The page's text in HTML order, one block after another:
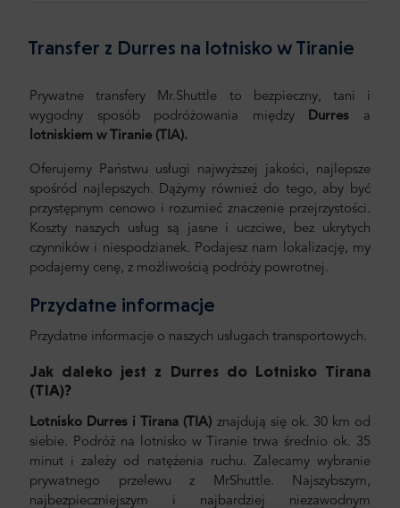
Transfer z Durres na lotnisko w Tiranie
Prywatne transfery Mr.Shuttle to bezpieczny, tani i
wygodny sposób podróżowania między
Durres
a
lotniskiem w Tiranie (TIA).
Oferujemy Państwu usługi najwyższej jakości, najlepsze
spośród najlepszych. Dążymy również do tego, aby być
przystępnym cenowo i rozumieć znaczenie przejrzystości.
Koszty naszych usług są jasne i uczciwe, bez ukrytych
czynników i niespodzianek. Podajesz nam lokalizację, my
podajemy cenę, z możliwością podróży powrotnej.
Przydatne informacje
Przydatne informacje o naszych usługach transportowych.
Jak daleko jest z Durres do Lotnisko Tirana
(TIA)?
Lotnisko Durres i Tirana (TIA) znajdują się ok. 30 km od
siebie. Podróż na lotnisko w Tiranie trwa średnio ok. 35
minut i zależy od natężenia ruchu. Zalecamy wybranie
prywatnego przelewu z MrShuttle. Najszybszym,
najbezpieczniejszym i najbardziej niezawodnym